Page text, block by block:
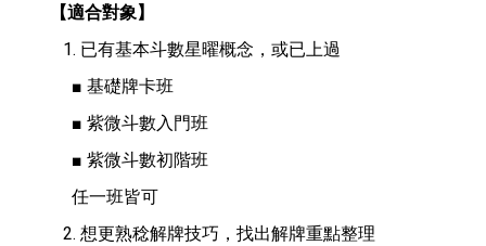
【適合對象】
   1. 已有基本斗數星曜概念，或已上過
     ■ 基礎牌卡班
     ■ 紫微斗數入門班
     ■ 紫微斗數初階班
     任一班皆可
   2. 想更熟稔解牌技巧，找出解牌重點整理